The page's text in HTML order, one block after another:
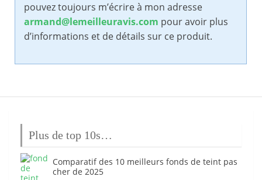
pouvez toujours m’écrire à mon adresse
armand@lemeilleuravis.com pour avoir plus
d’informations et de détails sur ce produit.
Plus de top 10s…
Comparatif des 10 meilleurs fonds de teint pas
cher de 2025